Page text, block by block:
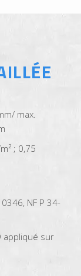
max.
; 0,75
NF P 34-
appliqué sur